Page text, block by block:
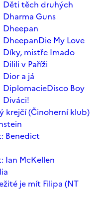
Děti těch druhých
Guns
Dheepan
DheepanDie My Love
Díky, mistře Imado
v Paříži
a já
DiplomacieDisco Boy
Diváci!
krejčí (Činoherní klub)
Benedict
Ian McKellen
je mít Filipa (NT